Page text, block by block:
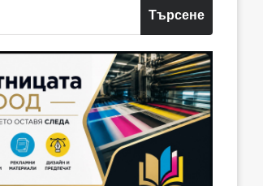
Търсене